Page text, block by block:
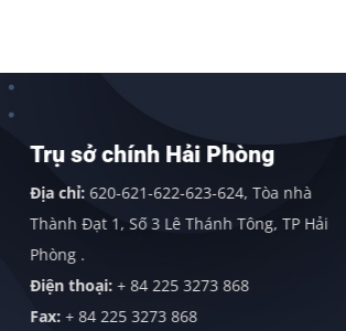
chính Hải Phòng
620-621-622-623-624, Tòa nhà
1, Số 3 Lê Thánh Tông, TP Hải
+ 84 225 3273 868
225 3273 868